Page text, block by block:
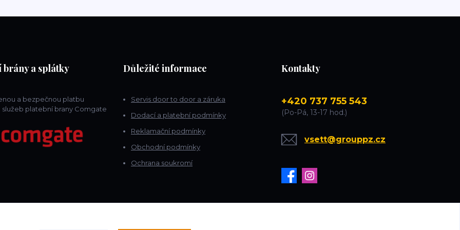
brány a splátky
a bezpečnou platbu
služeb platební brany Comgate
Důležité informace
Servis door to door a záruka
Dodací a platební podmínky
Reklamační podmínky
Obchodní podmínky
Ochrana soukromí
Kontakty
+420 737 755 543
(Po-Pá, 13-17 hod.)
vsett@grouppz.cz